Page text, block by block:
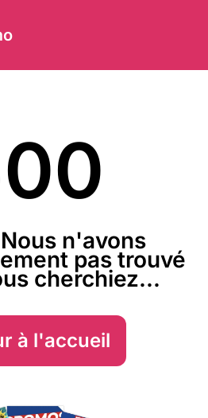
500
n'avons
pas trouvé
cherchiez...
à l'accueil